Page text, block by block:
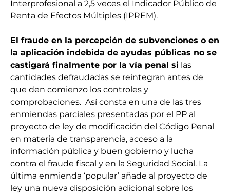
Interprofesional a 2,5 veces el Indicador Público de
Renta de Efectos Múltiples (IPREM).
El fraude en la percepción de subvenciones o en
la aplicación indebida de ayudas públicas no se
castigará finalmente por la vía penal si las
cantidades defraudadas se reintegran antes de
que den comienzo los controles y
comprobaciones. Así consta en una de las tres
enmiendas parciales presentadas por el PP al
proyecto de ley de modificación del Código Penal
en materia de transparencia, acceso a la
información pública y buen gobierno y lucha
contra el fraude fiscal y en la Seguridad Social. La
última enmienda ‘popular’ añade al proyecto de
ley una nueva disposición adicional sobre los